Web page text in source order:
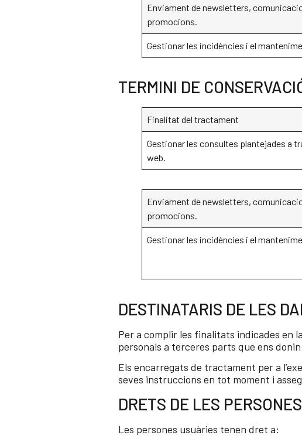
Enviament de newsletters,
promocions.
Gestionar les incidències i el
TERMINI DE
Finalitat del tractament
Gestionar les consultes plantejades a
web.
Enviament de newsletters,
promocions.
Gestionar les incidències i el
DESTINATARIS DE LES
Per a complir les finalitats indicades en
personals a terceres parts que ens
Els encarregats de tractament per a
seves instruccions en tot moment i
DRETS DE LES
Les persones usuàries tenen dret a: